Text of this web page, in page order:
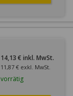
14,13 € inkl. MwSt.
11,87 € exkl. MwSt.
vorrätig